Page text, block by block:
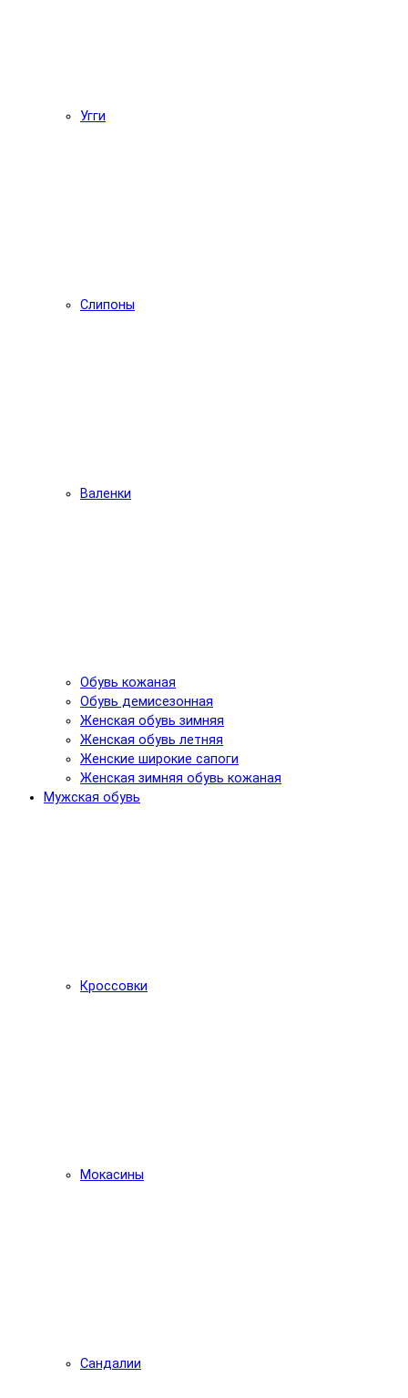
Угги
Слипоны
Валенки
Обувь кожаная
Обувь демисезонная
Женская обувь зимняя
Женская обувь летняя
Женские широкие сапоги
Женская зимняя обувь кожаная
Мужская обувь
Кроссовки
Мокасины
Сандалии